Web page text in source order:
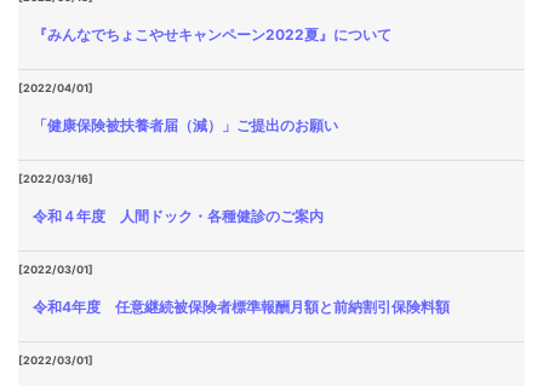
『みんなでちょこやせキャンペーン2022夏』について
[2022/04/01]
「健康保険被扶養者届（減）」ご提出のお願い
[2022/03/16]
令和４年度 人間ドック・各種健診のご案内
[2022/03/01]
令和4年度 任意継続被保険者標準報酬月額と前納割引保険料額
[2022/03/01]